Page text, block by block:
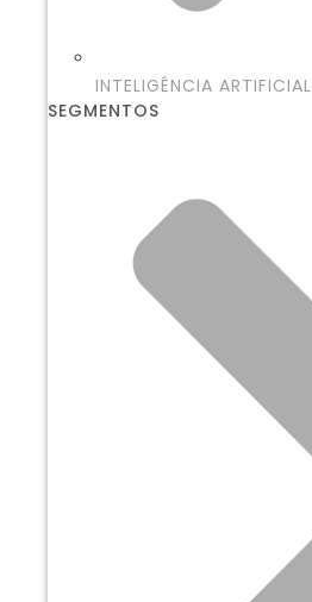
INTELIGÊNCIA ARTIFICIAL
SEGMENTOS